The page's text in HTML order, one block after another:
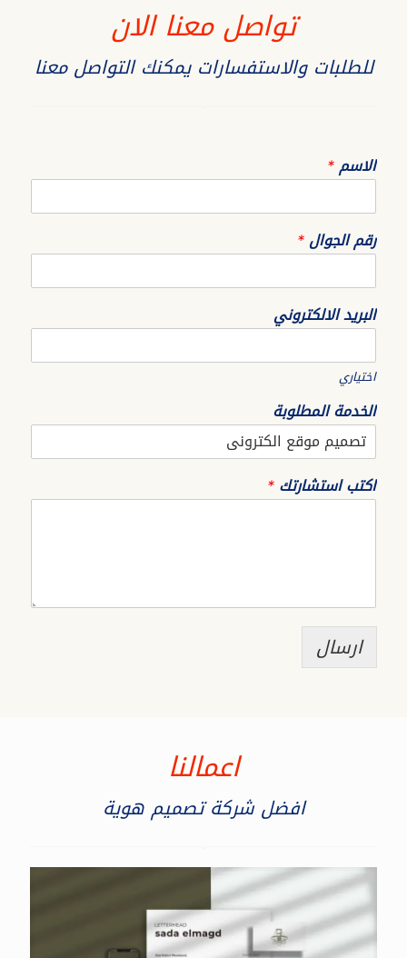
تواصل معنا الان
للطلبات والاستفسارات يمكنك التواصل معنا
الاسم*
رقم الجوال*
البريد الالكتروني
اختياري
الخدمة المطلوبة
اكتب استشارتك*
ارسال
اعمالنا
افضل شركة تصميم هوية